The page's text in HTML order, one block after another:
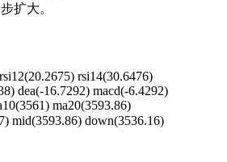
扩大。
rsi14(30.6476)
dea(-16.7292) macd(-6.4292)
ma20(3593.86)
mid(3593.86) down(3536.16)